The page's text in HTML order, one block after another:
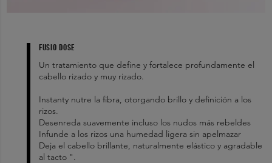
FUSIO DOSE
Un tratamiento que define y fortalece profundamente el
cabello rizado y muy rizado.
Instanty nutre la fibra, otorgando brillo y definición a los
rizos.
Desenreda suavemente incluso los nudos más rebeldes
Infunde a los rizos una humedad ligera sin apelmazar
Deja el cabello brillante, naturalmente elástico y agradable
al tacto ".